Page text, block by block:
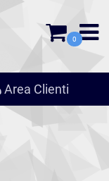
0
Area Clienti